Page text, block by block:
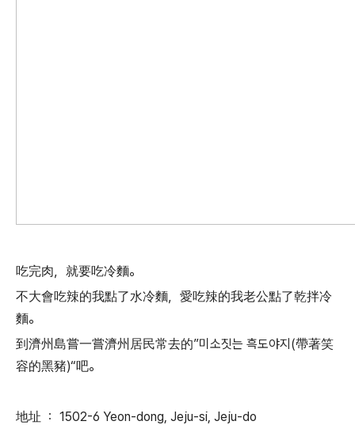
吃完肉，就要吃冷麵。
不大會吃辣的我點了水冷麵，愛吃辣的我老公點了乾拌冷
麵。
到濟州島嘗一嘗濟州居民常去的”미소짓는 흑도야지(帶著笑
容的黑豬)“吧。
地址 ： 1502-6 Yeon-dong, Jeju-si, Jeju-do